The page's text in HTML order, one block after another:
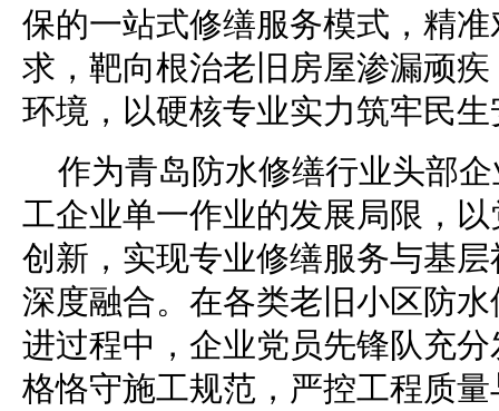
保的一站式修缮服务模式，精
求，靶向根治老旧房屋渗漏顽
环境，以硬核专业实力筑牢民
作为青岛防水修缮行业头部
工企业单一作业的发展局限，
创新，实现专业修缮服务与基
深度融合。在各类老旧小区防
进过程中，企业党员先锋队充
格恪守施工规范，严控工程质